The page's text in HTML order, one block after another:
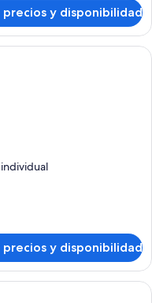
precios y disponibilidad
en la azotea con jacuzzi,
individual
precios y disponibilidad